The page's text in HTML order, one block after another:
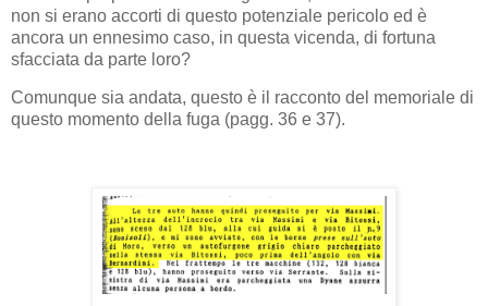
non si erano accorti di questo potenziale pericolo ed è
ancora un ennesimo caso, in questa vicenda, di fortuna
sfacciata da parte loro?
Comunque sia andata, questo è il racconto del memoriale di
questo momento della fuga (pagg. 36 e 37).